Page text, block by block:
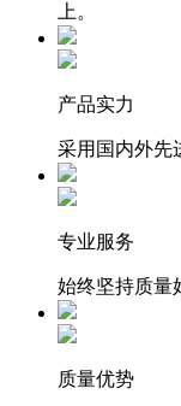
上。
产品实力
采用国内外先
专业服务
始终坚持质量
质量优势